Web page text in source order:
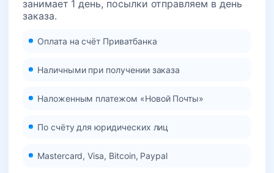
занимает 1 день, посылки отправляем в день
заказа.
Оплата на счёт Приватбанка
Наличными при получении заказа
Наложенным платежом «Новой Почты»
По счёту для юридических лиц
Mastercard, Visa, Bitcoin, Paypal